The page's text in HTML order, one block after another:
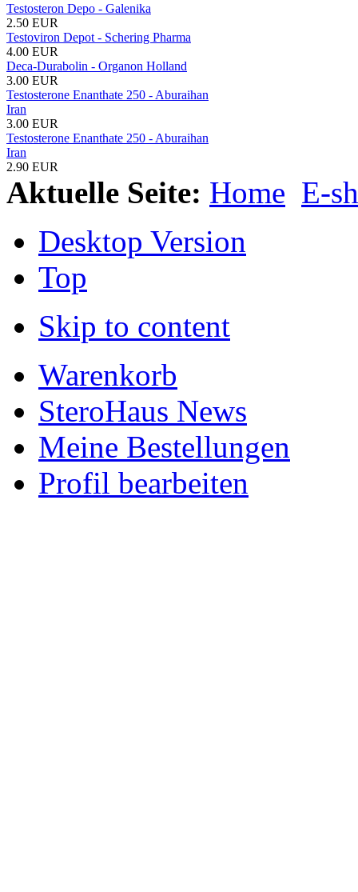
Testosteron Depo - Galenika
2.50 EUR
Testoviron Depot - Schering Pharma
4.00 EUR
Deca-Durabolin - Organon Holland
3.00 EUR
Testosterone Enanthate 250 - Aburaihan
Iran
3.00 EUR
Testosterone Enanthate 250 - Aburaihan
Iran
2.90 EUR
Aktuelle Seite: Home E-
Desktop Version
Top
Skip to content
Warenkorb
SteroHaus News
Meine Bestellungen
Profil bearbeiten